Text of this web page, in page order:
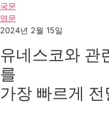
국문
영문
2024년 2월 15일
유네스코와 관
를
가장 빠르게